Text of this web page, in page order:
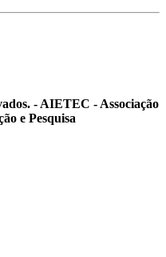
- AIETEC - Associação
e Pesquisa